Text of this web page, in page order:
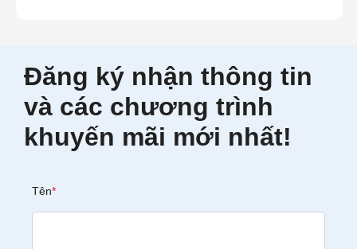
Đăng ký nhận thông tin
và các chương trình
khuyến mãi mới nhất!
Tên*